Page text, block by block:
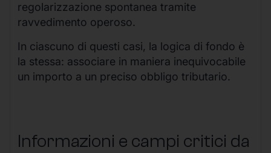
regolarizzazione spontanea tramite
ravvedimento operoso.
In ciascuno di questi casi, la logica di fondo è
la stessa: associare in maniera inequivocabile
un importo a un preciso obbligo tributario.
Informazioni e campi critici da